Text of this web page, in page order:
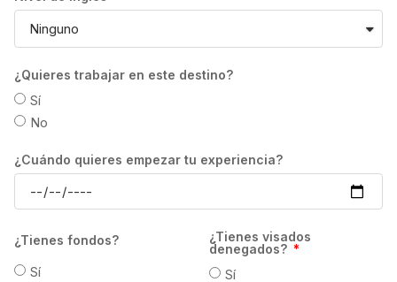
de semanas contratadas, así como del perfil
de cada estudiante. En todo caso, la
devolución se efectuará en la moneda local
del destino, por lo que el importe devuelto al
correrán a cuenta del estudiante. GrowPro
ningún caso, de la devolución del importe ya
pagado por el estudiante, si la escuela
determina retener el pago de matrícula en
concepto de gastos de gestión atendiendo a
¿Quieres trabajar en este destino?
Sí
No
¿Cuándo quieres empezar tu experiencia?
¿Tienes fondos?
Sí
¿Tienes visados
denegados?
Sí